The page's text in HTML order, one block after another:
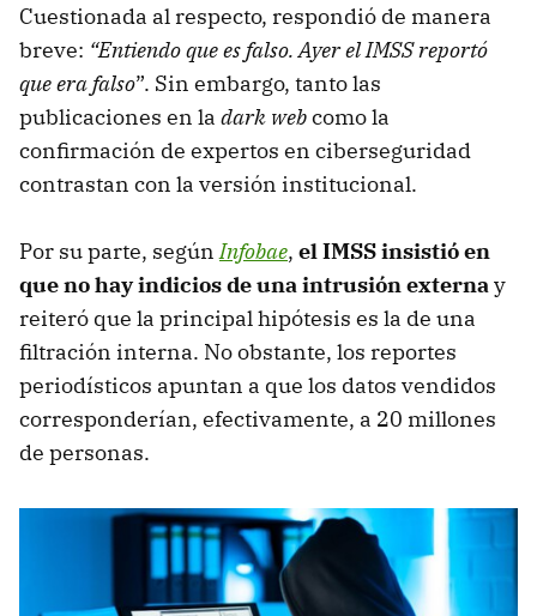
Cuestionada al respecto, respondió de manera
breve: “Entiendo que es falso. Ayer el IMSS reportó
que era falso”. Sin embargo, tanto las
publicaciones en la dark webcomo la
confirmación de expertos en ciberseguridad
contrastan con la versión institucional.
Por su parte, segúnInfobae, el IMSS insistió en
que no hay indicios de una intrusión externay
reiteró que la principal hipótesis es la de una
filtración interna. No obstante, los reportes
periodísticos apuntan a que los datos vendidos
corresponderían, efectivamente, a 20 millones
de personas.